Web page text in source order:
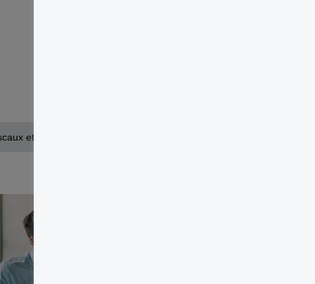
et résolution des litiges fiscaux